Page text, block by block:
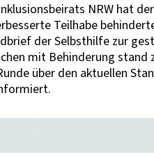
NRW hat
Teilhabe
der Selbsthilfe zur
mit Behinderung stand
über den aktuellen